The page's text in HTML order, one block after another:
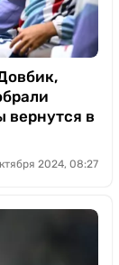
вернутся в
2024, 08:27